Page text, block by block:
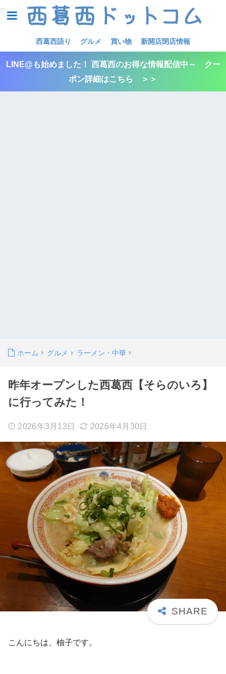
西葛西語り グルメ 買い物 新開店閉店情報
LINE@も始めました！ 西葛西のお得な情報配信中～ クー
ポン詳細はこちら ＞＞
ホーム グルメ ラーメン・中華
昨年オープンした西葛西【そらのいろ】
に行ってみた！
2026年3月13日 2026年4月30日
こんにちは、柚子です。